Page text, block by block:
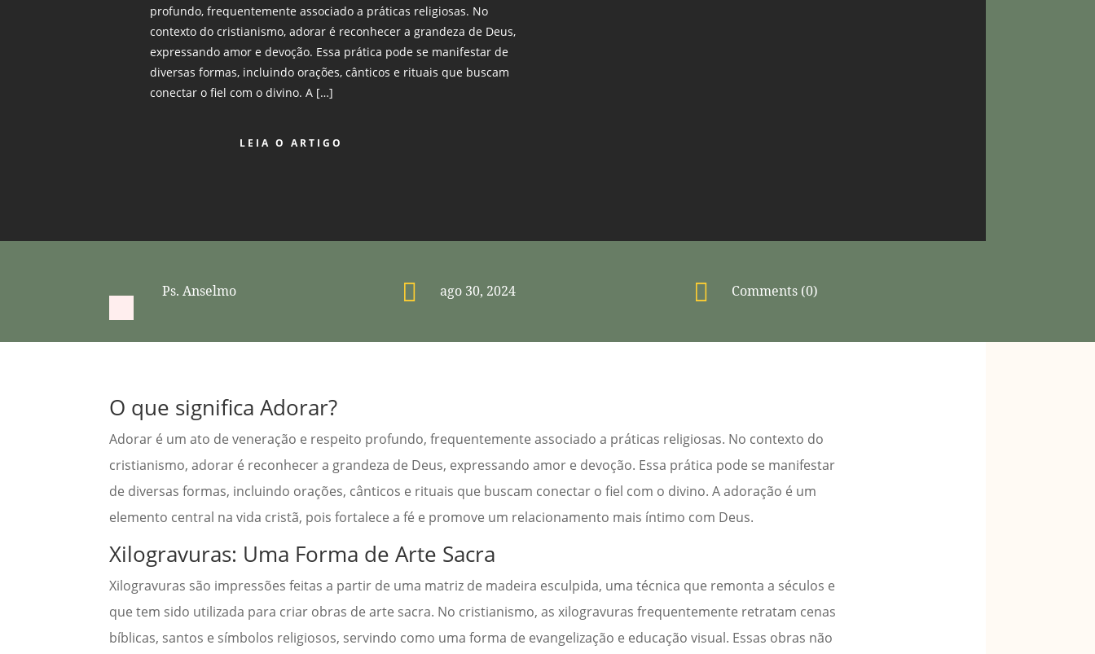
profundo, frequentemente associado a práticas religiosas. No
contexto do cristianismo, adorar é reconhecer a grandeza de Deus,
expressando amor e devoção. Essa prática pode se manifestar de
diversas formas, incluindo orações, cânticos e rituais que buscam
conectar o fiel com o divino. A […]
LEIA O ARTIGO
Ps. Anselmo  ago 30, 2024  Comments (0)
O que significa Adorar?
Adorar é um ato de veneração e respeito profundo, frequentemente associado a práticas religiosas. No contexto do
cristianismo, adorar é reconhecer a grandeza de Deus, expressando amor e devoção. Essa prática pode se manifestar
de diversas formas, incluindo orações, cânticos e rituais que buscam conectar o fiel com o divino. A adoração é um
elemento central na vida cristã, pois fortalece a fé e promove um relacionamento mais íntimo com Deus.
Xilogravuras: Uma Forma de Arte Sacra
Xilogravuras são impressões feitas a partir de uma matriz de madeira esculpida, uma técnica que remonta a séculos e
que tem sido utilizada para criar obras de arte sacra. No cristianismo, as xilogravuras frequentemente retratam cenas
bíblicas, santos e símbolos religiosos, servindo como uma forma de evangelização e educação visual. Essas obras não